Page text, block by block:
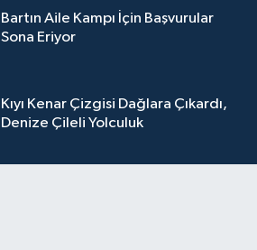
Bartın Aile Kampı İçin Başvurular
Sona Eriyor
Kıyı Kenar Çizgisi Dağlara Çıkardı,
Denize Çileli Yolculuk